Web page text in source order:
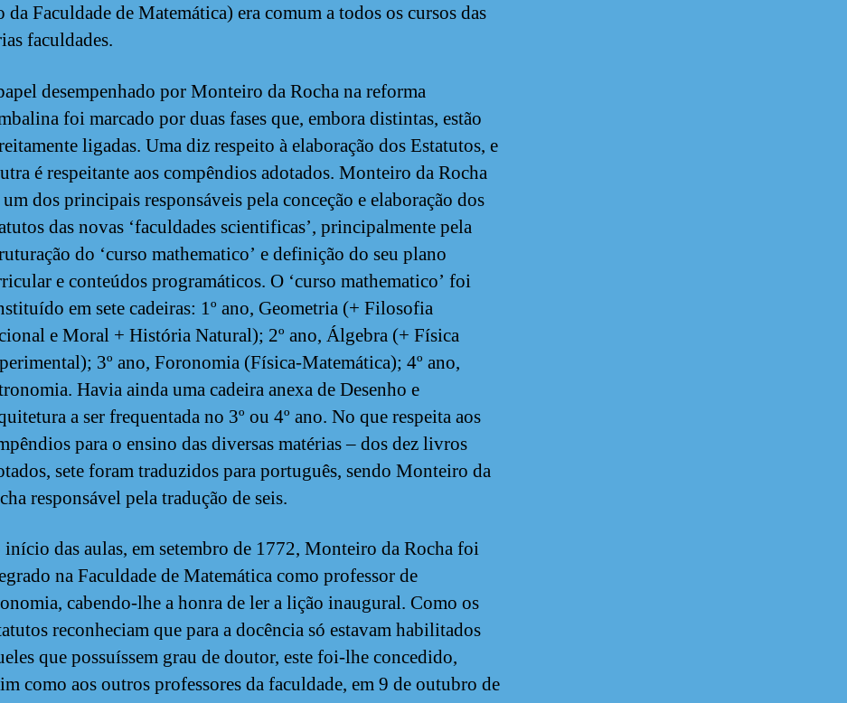
da Faculdade de Matemática) era comum a todos os cursos das
faculdades.
desempenhado por Monteiro da Rocha na reforma
foi marcado por duas fases que, embora distintas, estão
ligadas. Uma diz respeito à elaboração dos Estatutos, e
é respeitante aos compêndios adotados. Monteiro da Rocha
dos principais responsáveis pela conceção e elaboração dos
das novas ‘faculdades scientificas’, principalmente pela
do ‘curso mathematico’ e definição do seu plano
e conteúdos programáticos. O ‘curso mathematico’ foi
em sete cadeiras: 1º ano, Geometria (+ Filosofia
e Moral + História Natural); 2º ano, Álgebra (+ Física
3º ano, Foronomia (Física-Matemática); 4º ano,
Havia ainda uma cadeira anexa de Desenho e
a ser frequentada no 3º ou 4º ano. No que respeita aos
para o ensino das diversas matérias – dos dez livros
sete foram traduzidos para português, sendo Monteiro da
responsável pela tradução de seis.
das aulas, em setembro de 1772, Monteiro da Rocha foi
na Faculdade de Matemática como professor de
cabendo-lhe a honra de ler a lição inaugural. Como os
reconheciam que para a docência só estavam habilitados
que possuíssem grau de doutor, este foi-lhe concedido,
como aos outros professores da faculdade, em 9 de outubro de